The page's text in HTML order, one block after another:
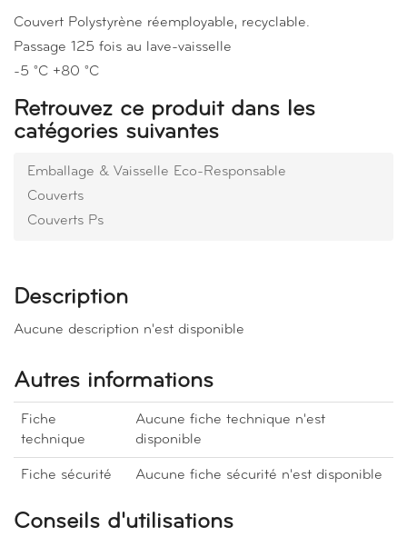
Couvert Polystyrène réemployable, recyclable.
Passage 125 fois au lave-vaisselle
-5 °C +80 °C
Retrouvez ce produit dans les
catégories suivantes
Emballage & Vaisselle Eco-Responsable
Couverts
Couverts Ps
Description
Aucune description n'est disponible
Autres informations
Fiche
technique
Aucune fiche technique n'est
disponible
Fiche sécurité Aucune fiche sécurité n'est disponible
Conseils d'utilisations